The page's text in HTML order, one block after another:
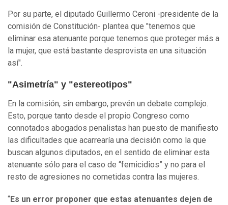
Por su parte, el diputado Guillermo Ceroni -presidente de la
comisión de Constitución- plantea que "tenemos que
eliminar esa atenuante porque tenemos que proteger más a
la mujer, que está bastante desprovista en una situación
así".
"Asimetría" y "estereotipos"
En la comisión, sin embargo, prevén un debate complejo.
Esto, porque tanto desde el propio Congreso como
connotados abogados penalistas han puesto de manifiesto
las dificultades que acarrearía una decisión como la que
buscan algunos diputados, en el sentido de eliminar esta
atenuante sólo para el caso de “femicidios” y no para el
resto de agresiones no cometidas contra las mujeres.
“Es un error proponer que estas atenuantes dejen de